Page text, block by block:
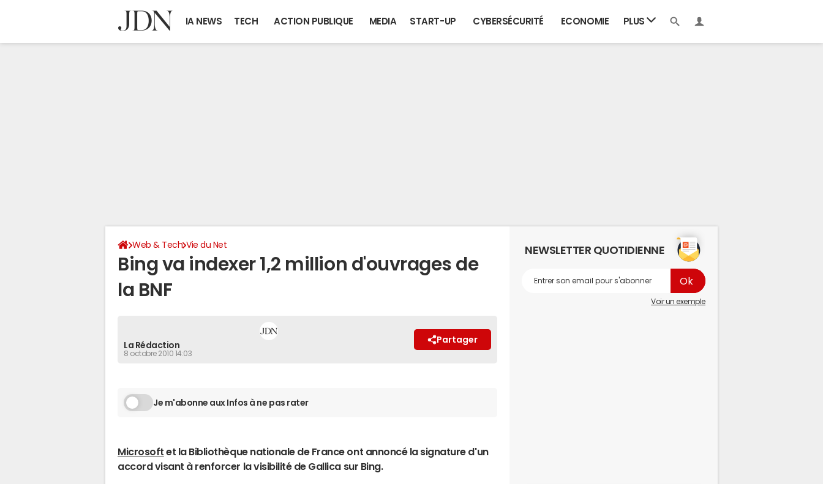
IA NEWS TECH ACTION PUBLIQUE MEDIA START-UP CYBERSÉCURITÉ ECONOMIE PLUS
Web & Tech Vie du Net
Bing va indexer 1,2 million d'ouvrages de
la BNF
La Rédaction
8 octobre 2010 14:03
Partager
Je m'abonne aux Infos à ne pas rater
Microsoft et la Bibliothèque nationale de France ont annoncé la signature d'un
accord visant à renforcer la visibilité de Gallica sur Bing.
NEWSLETTER QUOTIDIENNE
Voir un exemple